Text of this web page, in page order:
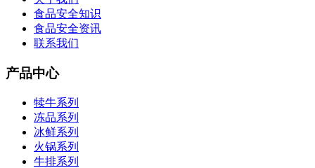
食品安全知识
食品安全资讯
联系我们
产品中心
犊牛系列
冻品系列
冰鲜系列
火锅系列
牛排系列